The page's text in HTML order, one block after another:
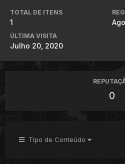
TOTAL DE ITENS
1
ÚLTIMA VISITA
Julho 20, 2020
0
Tipo de Conteúdo